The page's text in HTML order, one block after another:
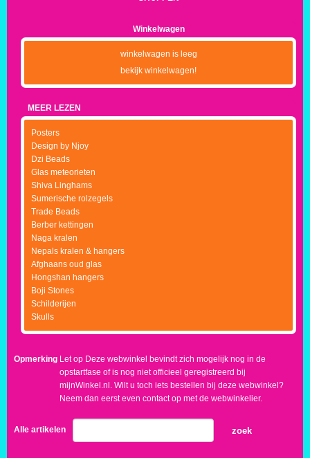
Winkelwagen
winkelwagen is leeg
bekijk winkelwagen!
MEER LEZEN
Posters
Design by Njoy
Dzi Beads
Glas meteorieten
Shiva Linghams
Sumerische rolzegels
Trade Beads
Berber kettingen
Naga kralen
Nepals kralen & hangers
Afghaans oud glas
Hongshan hangers
Boji Stones
Schilderijen
Skulls
Opmerking Let op Deze webwinkel bevindt zich mogelijk nog in de
opstartfase of is nog niet officieel geregistreerd bij
mijnWinkel.nl. Wilt u toch iets bestellen bij deze webwinkel?
Neem dan eerst even contact op met de webwinkelier.
Alle artikelen zoek